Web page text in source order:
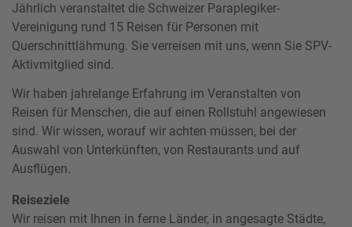
Jährlich veranstaltet die Schweizer Paraplegiker-
Vereinigung rund 15 Reisen für Personen mit
Querschnittlähmung. Sie verreisen mit uns, wenn Sie SPV-
Aktivmitglied sind.
Wir haben jahrelange Erfahrung im Veranstalten von
Reisen für Menschen, die auf einen Rollstuhl angewiesen
sind. Wir wissen, worauf wir achten müssen, bei der
Auswahl von Unterkünften, von Restaurants und auf
Ausflügen.
Reiseziele
Wir reisen mit Ihnen in ferne Länder, in angesagte Städte,